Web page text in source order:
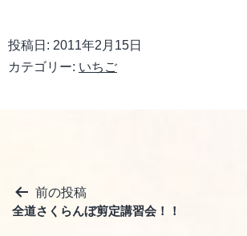
投稿日: 2011年2月15日
カテゴリー: いちご
投
稿
前の投稿
全道さくらんぼ剪定講習会！！